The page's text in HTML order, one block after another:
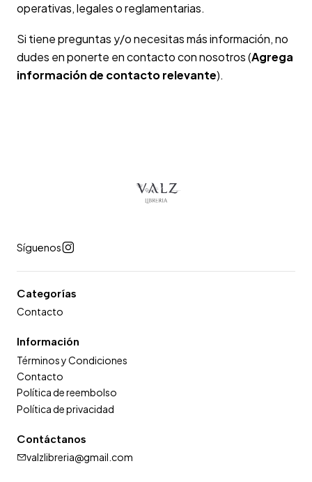
operativas, legales o reglamentarias.
Si tiene preguntas y/o necesitas más información, no
dudes en ponerte en contacto con nosotros (Agrega
información de contacto relevante).
Síguenos
Categorías
Contacto
Información
Términos y Condiciones
Contacto
Política de reembolso
Política de privacidad
Contáctanos
valzlibreria@gmail.com